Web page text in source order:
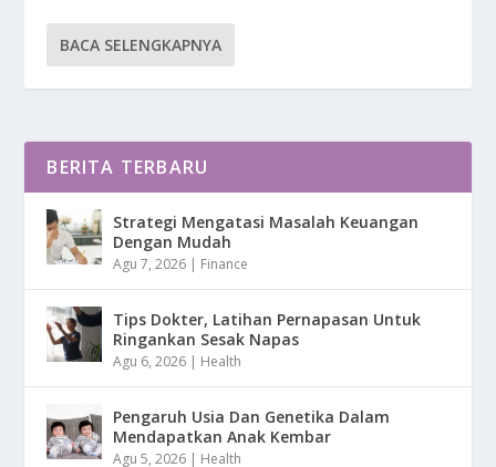
BACA SELENGKAPNYA
BERITA TERBARU
Strategi Mengatasi Masalah Keuangan
Dengan Mudah
Agu 7, 2026 | Finance
Tips Dokter, Latihan Pernapasan Untuk
Ringankan Sesak Napas
Agu 6, 2026 | Health
Pengaruh Usia Dan Genetika Dalam
Mendapatkan Anak Kembar
Agu 5, 2026 | Health